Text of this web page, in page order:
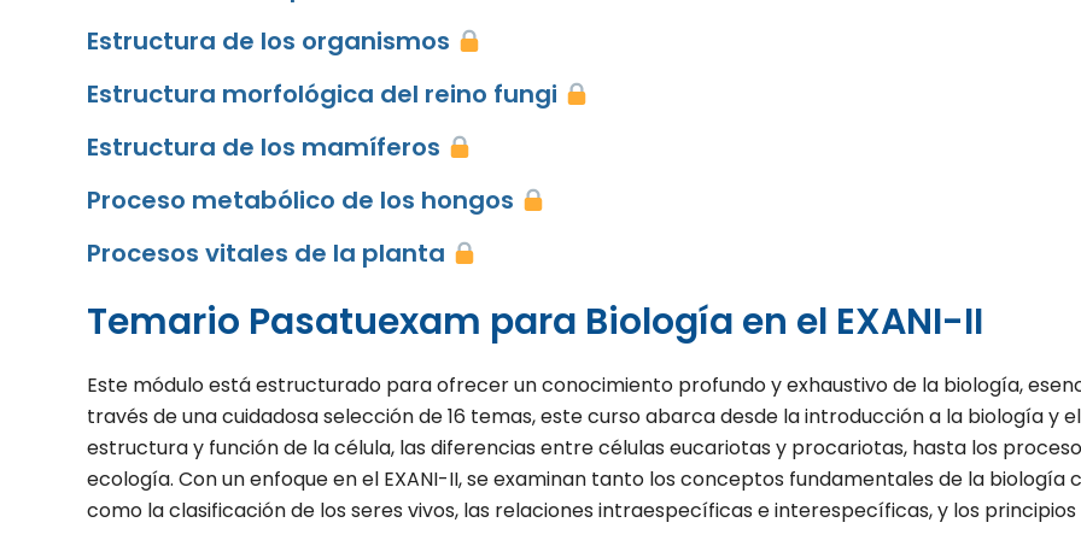
Estructura de los organismos
Estructura morfológica del reino fungi
Estructura de los mamíferos
Proceso metabólico de los hongos
Procesos vitales de la planta
Temario Pasatuexam para Biología en el EXANI-II
Este módulo está estructurado para ofrecer un conocimiento profundo y exhaustivo de la biología,
través de una cuidadosa selección de 16 temas, este curso abarca desde la introducción a la biología y
estructura y función de la célula, las diferencias entre células eucariotas y procariotas, hasta los
ecología. Con un enfoque en el EXANI-II, se examinan tanto los conceptos fundamentales de la
como la clasificación de los seres vivos, las relaciones intraespecíficas e interespecíficas, y los